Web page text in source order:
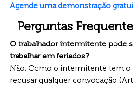
Agende uma demonstração
Perguntas
O trabalhador intermitente pode
trabalhar em feriados?
Não. Como o intermitente tem o
recusar qualquer convocação